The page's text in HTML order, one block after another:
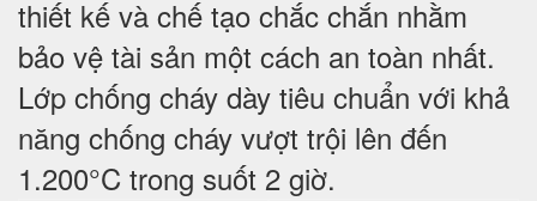
thiết kế và chế tạo chắc chắn nhằm
bảo vệ tài sản một cách an toàn nhất.
Lớp chống cháy dày tiêu chuẩn với khả
năng chống cháy vượt trội lên đến
1.200°C trong suốt 2 giờ.